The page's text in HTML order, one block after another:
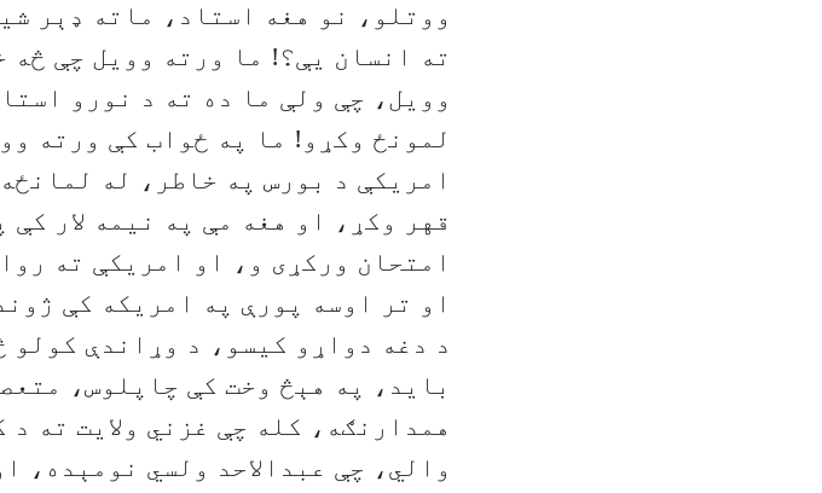
ووتلو، نو هغه استاد، ماته ډېر
ته انسان یې؟! ما ورته وویل چې څه
وویل، چې ولې ما ده ته د نورو
لمونځ وکړو! ما په ځواب کې ورته
امریکې د بورس په خاطر، له
قهر وکړ، او هغه مې په نیمه لار
امتحان ورکړی و، او امریکې ته
او تر اوسه پورې په امریکه کې
د دغه دواړو کیسو، د وړاندې کولو
باید، په هېڅ وخت کې چاپلوس،
همدارنګه، کله چې غزني ولایت ته
والي، چې عبدالاحد ولسي نومېده،